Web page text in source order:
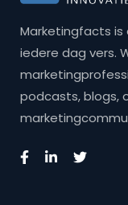
Marketingfacts is
iedere dag vers.
podcasts, blogs,